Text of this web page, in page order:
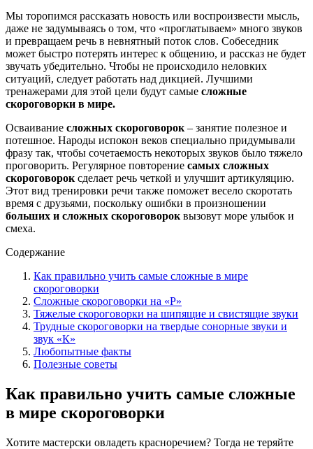
Мы торопимся рассказать новость или воспроизвести мысль,
даже не задумываясь о том, что «проглатываем» много звуков
и превращаем речь в невнятный поток слов. Собеседник
может быстро потерять интерес к общению, и рассказ не будет
звучать убедительно. Чтобы не происходило неловких
ситуаций, следует работать над дикцией. Лучшими
тренажерами для этой цели будут самые сложные
скороговорки в мире.
Осваивание сложных скороговорок – занятие полезное и
потешное. Народы испокон веков специально придумывали
фразу так, чтобы сочетаемость некоторых звуков было тяжело
проговорить. Регулярное повторение самых сложных
скороговорок сделает речь четкой и улучшит артикуляцию.
Этот вид тренировки речи также поможет весело скоротать
время с друзьями, поскольку ошибки в произношении
больших и сложных скороговорок вызовут море улыбок и
смеха.
Содержание
Как правильно учить самые сложные в мире
скороговорки
Сложные скороговорки на «Р»
Тяжелые скороговорки на шипящие и свистящие звуки
Трудные скороговорки на твердые сонорные звуки и
звук «К»
Любопытные факты
Полезные советы
Как правильно учить самые сложные
в мире скороговорки
Хотите мастерски овладеть красноречием? Тогда не теряйте